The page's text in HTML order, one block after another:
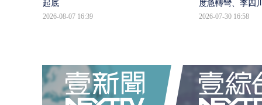
起底
2026-08-07 16:39
度急轉彎、李四
2026-07-30 16:58